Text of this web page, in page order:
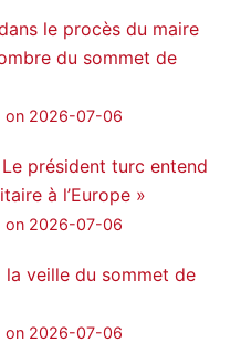
le procès du maire
du sommet de
on 2026-07-06
président turc entend
à l’Europe »
on 2026-07-06
veille du sommet de
on 2026-07-06